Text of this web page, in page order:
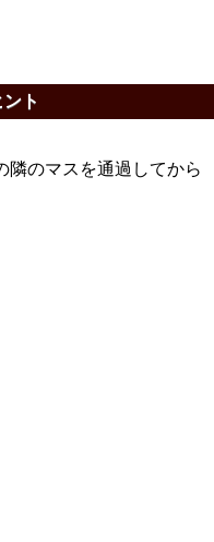
ト
隣のマスを通過してから